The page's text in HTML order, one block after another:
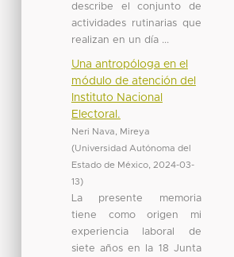
describe el conjunto de
actividades rutinarias que
realizan en un día ...
Una antropóloga en el
módulo de atención del
Instituto Nacional
Electoral.
Neri Nava, Mireya
(Universidad Autónoma del
Estado de México, 2024-03-
13)
La presente memoria
tiene como origen mi
experiencia laboral de
siete años en la 18 Junta